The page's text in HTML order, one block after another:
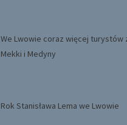
We Lwowie coraz więcej
Mekki i Medyny
Rok Stanisława Lema we Lwowie